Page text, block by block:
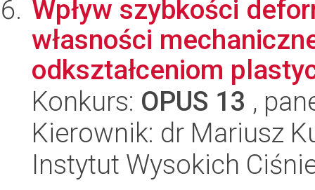
Wpływ szybkości
własności
odkształceniom
Konkurs: OPUS 13 ,
Kierownik: dr Mariusz
Instytut Wysokich